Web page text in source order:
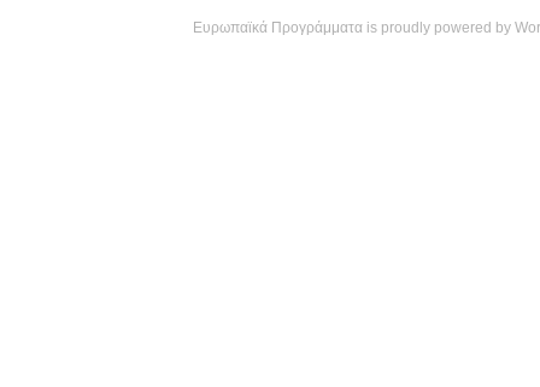
Ευρωπαϊκά Προγράμματα is proudly powered by